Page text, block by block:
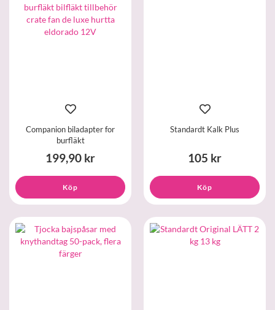
Companion biladapter for
burfläkt
199,90 kr
Köp
Standardt Kalk Plus
105 kr
Köp